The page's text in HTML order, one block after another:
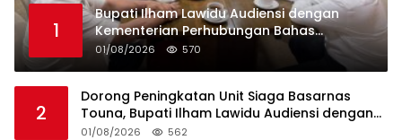
1
Bupati Ilham Lawidu Audiensi dengan
Kementerian Perhubungan Bahas
Rencana Pembangunan Pelabuhan Ferry
Lebiti
01/08/2026 570
2
Dorong Peningkatan Unit Siaga Basarnas
Touna, Bupati Ilham Lawidu Audiensi dengan
Basarnas Pusat
01/08/2026 562